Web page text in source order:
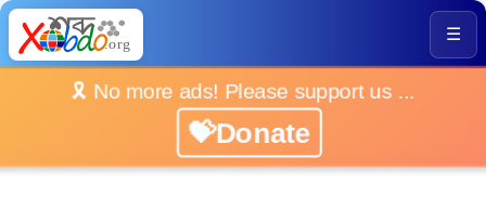
☰
🎗️ No more ads! Please support us ...
💝Donate